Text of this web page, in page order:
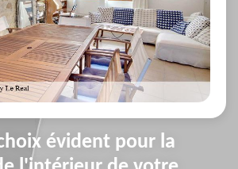
évident pour la